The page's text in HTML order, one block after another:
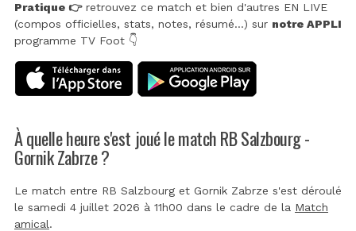
Pratique 👉retrouvez ce match et bien d'autres EN LIVE
(compos officielles, stats, notes, résumé...) sur notre APPLI
programme TV Foot 👇
À quelle heure s'est joué le match RB Salzbourg -
Gornik Zabrze ?
Le match entre RB Salzbourg et Gornik Zabrze s'est déroulé
le samedi 4 juillet 2026 à 11h00 dans le cadre de la Match
amical.